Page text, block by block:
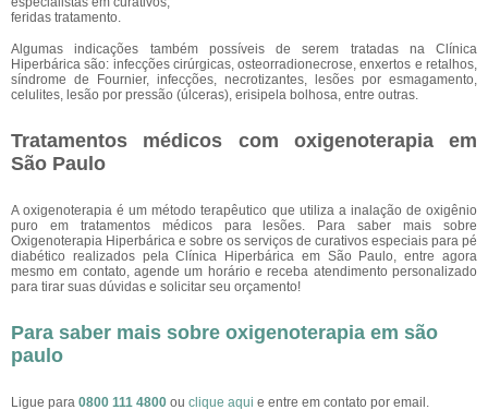
feridas tratamento.
Algumas indicações também possíveis de serem tratadas na Clínica
Hiperbárica são: infecções cirúrgicas, osteorradionecrose, enxertos e retalhos,
síndrome de Fournier, infecções, necrotizantes, lesões por esmagamento,
celulites, lesão por pressão (úlceras), erisipela bolhosa, entre outras.
Tratamentos médicos com oxigenoterapia em
São Paulo
A oxigenoterapia é um método terapêutico que utiliza a inalação de oxigênio
puro em tratamentos médicos para lesões. Para saber mais sobre
Oxigenoterapia Hiperbárica e sobre os serviços de curativos especiais para pé
diabético realizados pela Clínica Hiperbárica em São Paulo, entre agora
mesmo em contato, agende um horário e receba atendimento personalizado
para tirar suas dúvidas e solicitar seu orçamento!
Para saber mais sobre oxigenoterapia em são
paulo
Ligue para 0800 111 4800 ou clique aqui e entre em contato por email.